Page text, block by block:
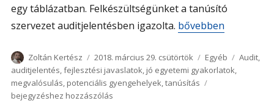
egy táblázatban. Felkészültségünket a tanúsító
szervezet auditjelentésben igazolta. „A 2018-as
bővebben
Szerző
Zoltán Kertész Közzétéve
2018. március 29. csütörtök Kategória
Egyéb Címke
Audit,
auditjelentés,fejlesztési javaslatok, jó egyetemi gyakorlatok,
megvalósulás, potenciális gyengehelyek,tanúsítás
bejegyzéshez hozzászólás